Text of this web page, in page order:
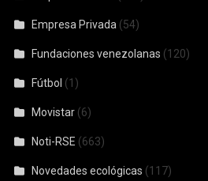
Empresa Privada (54)
Fundaciones venezolanas (120)
Fútbol (1)
Movistar (6)
Noti-RSE (663)
Novedades ecológicas (117)